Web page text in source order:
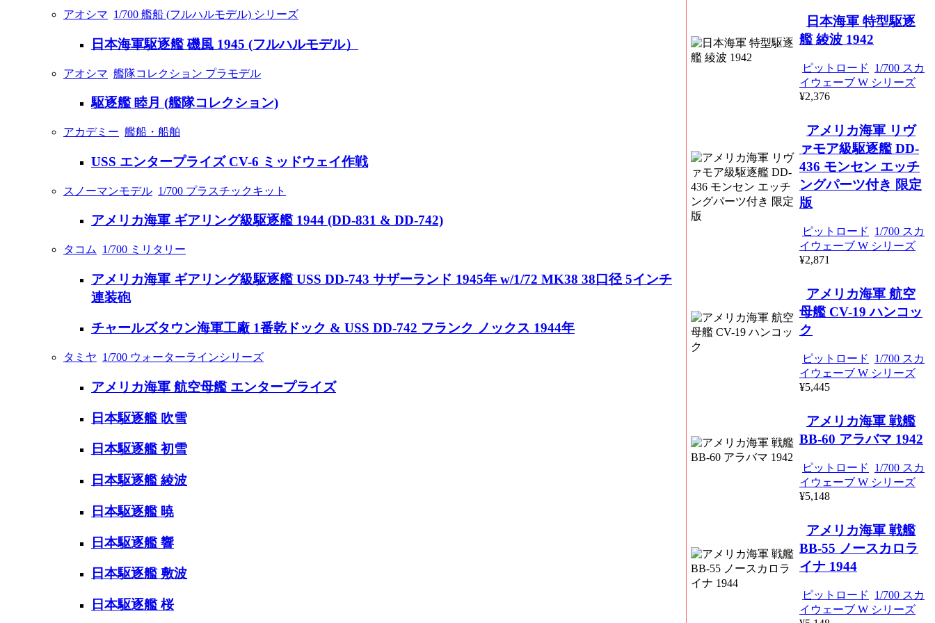
アオシマ 1/700 艦船 (フルハルモデル) シリーズ
日本海軍駆逐艦 磯風 1945 (フルハルモデル）
アオシマ 艦隊コレクション プラモデル
駆逐艦 睦月 (艦隊コレクション)
アカデミー 艦船・船舶
USS エンタープライズ CV-6 ミッドウェイ作戦
スノーマンモデル 1/700 プラスチックキット
アメリカ海軍 ギアリング級駆逐艦 1944 (DD-831 & DD-742)
タコム 1/700 ミリタリー
アメリカ海軍 ギアリング級駆逐艦 USS DD-743 サザーランド 1945年 w/1/72 MK38 38口径 5インチ
連装砲
チャールズタウン海軍工廠 1番乾ドック & USS DD-742 フランク ノックス 1944年
タミヤ 1/700 ウォーターラインシリーズ
アメリカ海軍 航空母艦 エンタープライズ
日本駆逐艦 吹雪
日本駆逐艦 初雪
日本駆逐艦 綾波
日本駆逐艦 暁
日本駆逐艦 響
日本駆逐艦 敷波
日本駆逐艦 桜
日本海軍 特型駆逐
艦 綾波 1942
ピットロード
1/700 スカ
イウェーブ W シリーズ
¥2,376
アメリカ海軍 リヴ
ァモア級駆逐艦 DD-
436 モンセン エッチ
ングパーツ付き 限定
版
ピットロード
1/700 スカ
イウェーブ W シリーズ
¥2,871
アメリカ海軍 航空
母艦 CV-19 ハンコッ
ク
ピットロード
1/700 スカ
イウェーブ W シリーズ
¥5,445
アメリカ海軍 戦艦
BB-60 アラバマ 1942
ピットロード
1/700 スカ
イウェーブ W シリーズ
¥5,148
アメリカ海軍 戦艦
BB-55 ノースカロラ
イナ 1944
ピットロード
1/700 スカ
イウェーブ W シリーズ